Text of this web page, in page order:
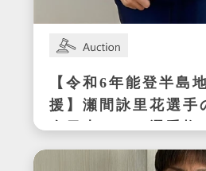
【令和6年能登半島
援】瀬間詠里花選手
全日本テニス選手
優勝時サイン入り